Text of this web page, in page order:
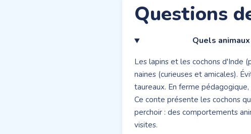
Questions
Quels
Les lapins et les cochons d'Inde
naines (curieuses et amicales).
taureaux. En ferme
Ce conte présente les cochons
perchoir : des comportements
visites.